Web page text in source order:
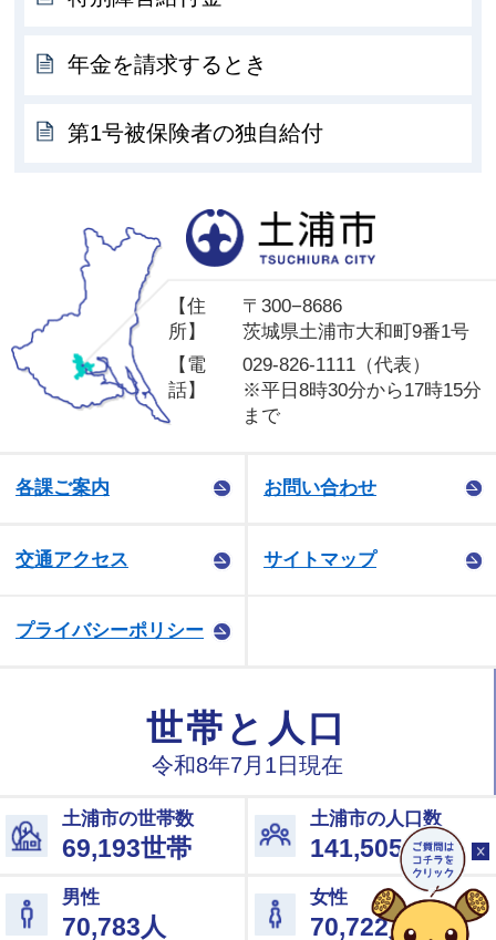
年金を請求するとき
第1号被保険者の独自給付
【住
所】
〒300−8686
茨城県土浦市大和町9番1号
【電
話】
029-826-1111（代表）
※平日8時30分から17時15分
まで
各課ご案内 お問い合わせ
交通アクセス サイトマップ
プライバシーポリシー